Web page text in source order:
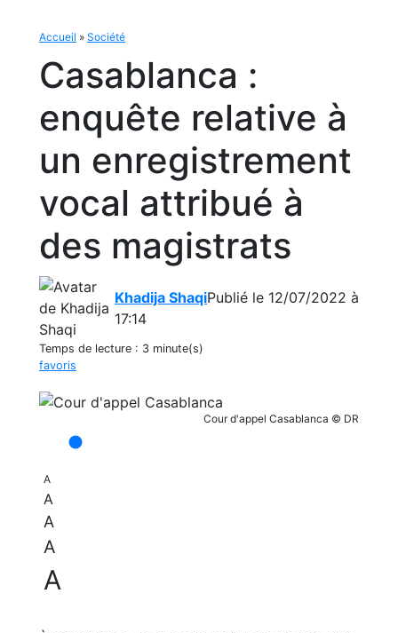
Accueil » Société
Casablanca :
enquête relative à
un enregistrement
vocal attribué à
des magistrats
Khadija ShaqiPublié le 12/07/2022 à
17:14
Temps de lecture : 3 minute(s)
favoris
Cour d'appel Casablanca © DR
A
A
A
A
A